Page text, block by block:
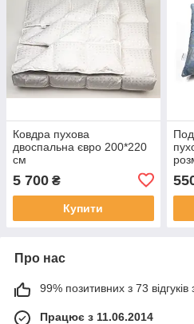
Ковдра пухова
двоспальна євро 200*220
см
5 700 ₴
Купити
Про нас
99% позитивних з 73 відгуків
Працює з 11.06.2014